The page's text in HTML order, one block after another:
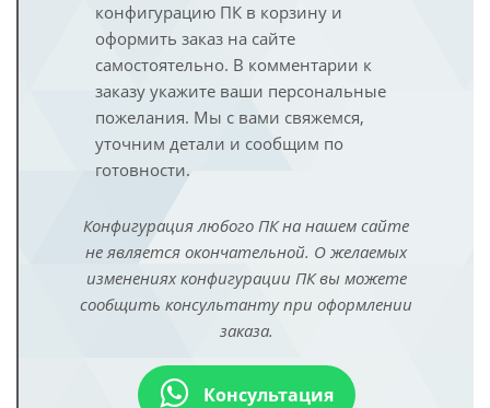
конфигурацию ПК в корзину и
оформить заказ на сайте
самостоятельно. В комментарии к
заказу укажите ваши персональные
пожелания. Мы с вами свяжемся,
уточним детали и сообщим по
готовности.
Конфигурация любого ПК на нашем сайте
не является окончательной. О желаемых
изменениях конфигурации ПК вы можете
сообщить консультанту при оформлении
заказа.
Консультация